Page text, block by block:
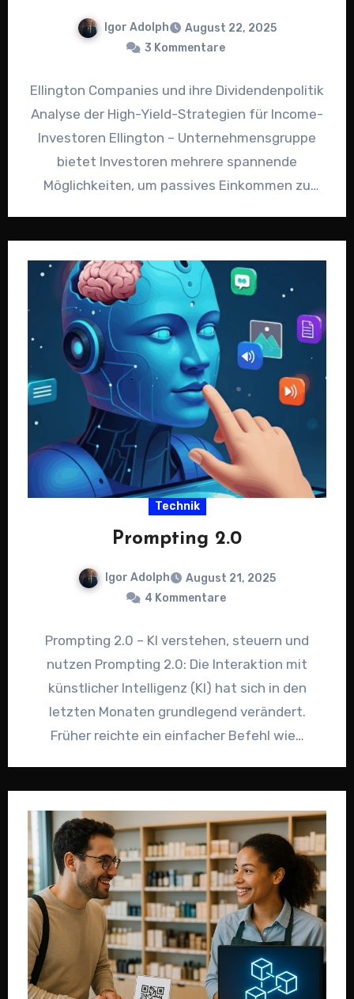
Igor Adolph
August 22, 2025
3 Kommentare
Ellington Companies und ihre Dividendenpolitik
Analyse der High-Yield-Strategien für Income-
Investoren Ellington – Unternehmensgruppe
bietet Investoren mehrere spannende
Möglichkeiten, um passives Einkommen zu
Technik
Prompting 2.0
Igor Adolph
August 21, 2025
4 Kommentare
Prompting 2.0 – KI verstehen, steuern und
nutzen Prompting 2.0: Die Interaktion mit
künstlicher Intelligenz (KI) hat sich in den
letzten Monaten grundlegend verändert.
Früher reichte ein einfacher Befehl wie…